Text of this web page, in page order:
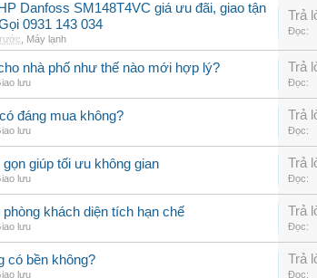
Danfoss SM148T4VC giá ưu đãi, giao tận
0931 143 034
Máy lạnh
Trả
Đọc:
nhà phố như thế nào mới hợp lý?
lưu
Trả
Đọc:
đáng mua không?
lưu
Trả
Đọc:
giúp tối ưu không gian
lưu
Trả
Đọc:
khách diện tích hạn chế
lưu
Trả
Đọc:
có bền không?
lưu
Trả
Đọc: